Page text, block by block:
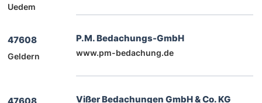
Uedem
47608
Geldern
P.M. Bedachungs-GmbH
www.pm-bedachung.de
Vißer Bedachungen GmbH & Co. KG